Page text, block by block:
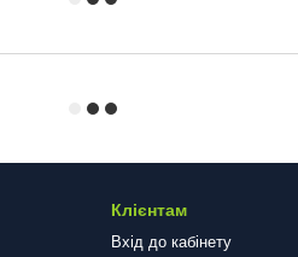
Клієнтам
Вхід до кабінету